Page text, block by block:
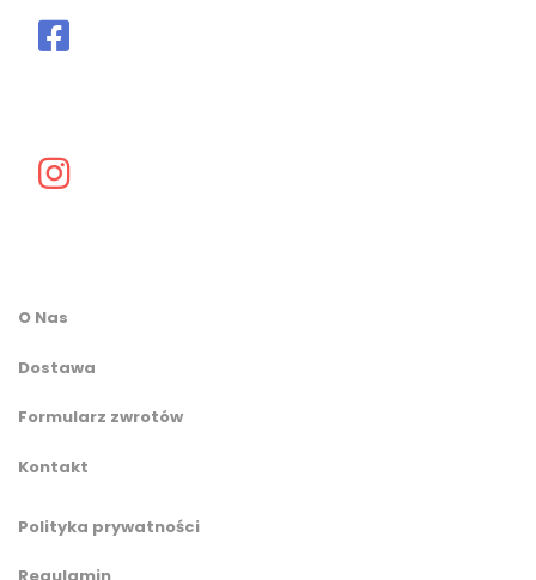
O Nas
Dostawa
Formularz zwrotów
Kontakt
Polityka prywatności